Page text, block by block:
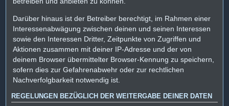
Darüber hinaus ist der Betreiber berechtigt, im Rahmen einer
Interessenabwägung zwischen deinen und seinen Interessen
sowie den Interessen Dritter, Zeitpunkte von Zugriffen und
Aktionen zusammen mit deiner IP-Adresse und der von
deinem Browser übermittelter Browser-Kennung zu speichern,
sofern dies zur Gefahrenabwehr oder zur rechtlichen
Nachverfolgbarkeit notwendig ist.
REGELUNGEN BEZÜGLICH DER WEITERGABE DEINER DATEN